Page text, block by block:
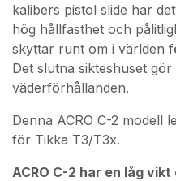
kalibers pistol slide har
hög hållfasthet och
skyttar runt om i världen
Det slutna sikteshuset
väderförhållanden.
Denna ACRO C-2 modell
för Tikka T3/T3x.
ACRO C-2 har en låg